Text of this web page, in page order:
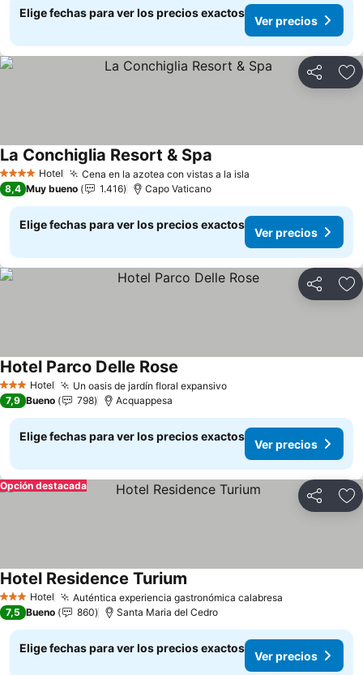
Elige fechas para ver los precios exactos
Ver precios
Compartir
4 EstrellasHotel Cena en la azotea con vistas a la isla
La Conchiglia Resort & Spa
8,4 Muy bueno 1.416 Capo Vaticano
Elige fechas para ver los precios exactos
Ver precios
Compartir
3 Estrellas
Hotel Un oasis de jardín floral expansivo
Hotel Parco Delle Rose
7,9 Bueno 798 Acquappesa
Elige fechas para ver los precios exactos
Ver precios
Compartir
Opción destacada
3 Estrellas
Hotel Auténtica experiencia gastronómica calabresa
Hotel Residence Turium
7,5 Bueno 860 Santa Maria del Cedro
Elige fechas para ver los precios exactos
Ver precios